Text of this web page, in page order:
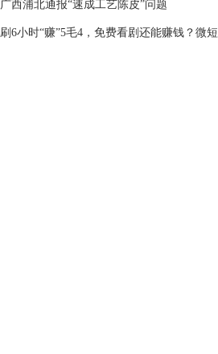
广西浦北通报“速成工艺陈皮”问题
刷6小时“赚”5毛4，免费看剧还能赚钱？微短